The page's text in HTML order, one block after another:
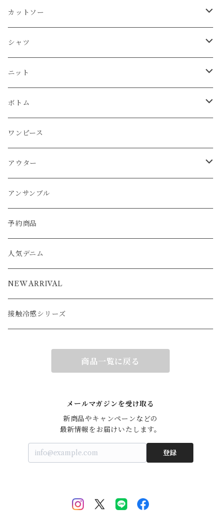
タンクトップ
Tシャツ
ベスト
カーディガン
シャツ
シャツ
プルオーバー
ニット
プルオーバー
パーカー
アウター
ボトム
パンツ
スカート
ワンピース
アウター
ブルゾン
ジャケット
アンサンブル
カットソー
カーディガン
プルオーバー
シャツ
ニット
カーディガン
プルオーバー
ボトム
ワンピース
アウター
ベスト
ジャケット
アンサンブル
カットソー
タンクトップ
Tシャツ
プルオーバー
チュニック
パーカー
ワンピース
ベスト
カーディガン
ブルゾン
シャツ
シャツ
プルオーバー
チュニック
ワンピース
カーディガン
パーカー
ニット
プルオーバー
パーカー
カーディガン
ワンピース
ベスト
ポンチョ
アウター
ボトム
パンツ
スカート
ワンピース
アウター
ブルゾン
ジャケット
コート
ベスト
アンサンブル
予約商品
人気デニム
NEW ARRIVAL
接触冷感シリーズ
商品一覧に戻る
メールマガジンを受け取る
新商品やキャンペーンなどの
最新情報をお届けいたします。
登録